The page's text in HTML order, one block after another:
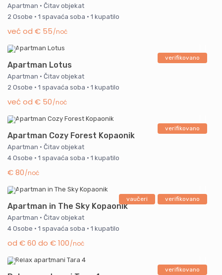
Apartman · Čitav objekat
2 Osobe · 1 spavaća soba · 1 kupatilo
već od € 55/noć
verifikovano
Apartman Lotus
Apartman · Čitav objekat
2 Osobe · 1 spavaća soba · 1 kupatilo
već od € 50/noć
verifikovano
Apartman Cozy Forest Kopaonik
Apartman · Čitav objekat
4 Osobe · 1 spavaća soba · 1 kupatilo
€ 80/noć
vaučeri verifikovano
Apartman in The Sky Kopaonik
Apartman · Čitav objekat
4 Osobe · 1 spavaća soba · 1 kupatilo
od € 60 do € 100/noć
verifikovano